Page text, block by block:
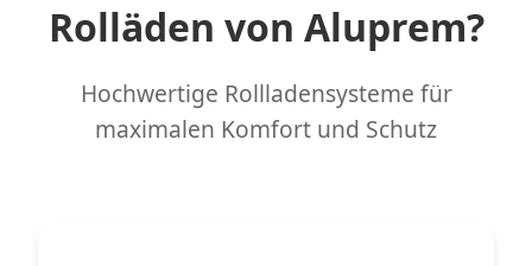
Rolläden von Aluprem?
Hochwertige Rollladensysteme für
maximalen Komfort und Schutz